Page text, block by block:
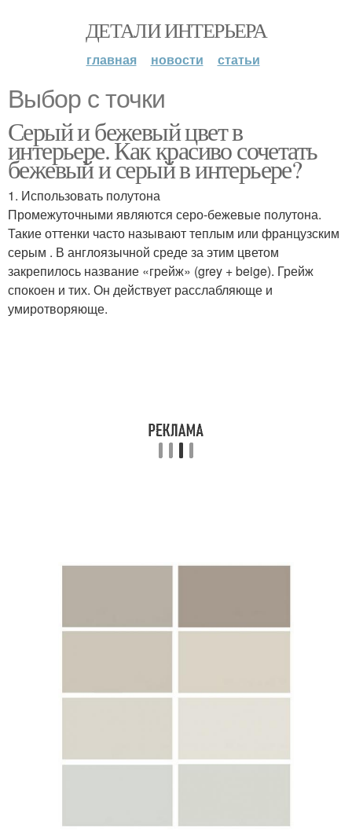
ДЕТАЛИ ИНТЕРЬЕРА
главная новости статьи
Выбор с точки
Серый и бежевый цвет в
интерьере. Как красиво сочетать
бежевый и серый в интерьере?
1. Использовать полутона
Промежуточными являются серо-бежевые полутона.
Такие оттенки часто называют теплым или французским
серым . В англоязычной среде за этим цветом
закрепилось название «грейж» (grey + beige). Грейж
спокоен и тих. Он действует расслабляюще и
умиротворяюще.